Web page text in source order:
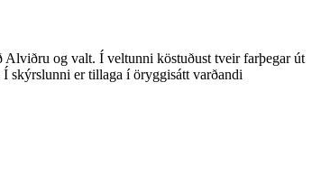
og valt. Í veltunni köstuðust tveir farþegar út
skýrslunni er tillaga í öryggisátt varðandi